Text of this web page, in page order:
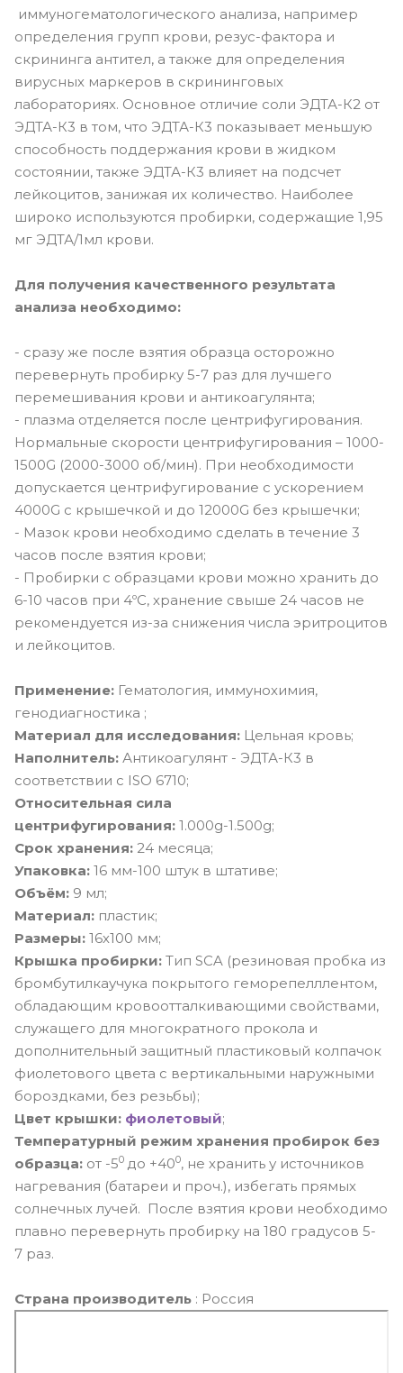
иммуногематологического анализа, например
определения групп крови, резус-фактора и
скрининга антител, а также для определения
вирусных маркеров в скрининговых
лабораториях. Основное отличие соли ЭДТА-К2 от
ЭДТА-К3 в том, что ЭДТА-К3 показывает меньшую
способность поддержания крови в жидком
состоянии, также ЭДТА-К3 влияет на подсчет
лейкоцитов, занижая их количество. Наиболее
широко используются пробирки, содержащие 1,95
мг ЭДТА/1мл крови.
Для получения качественного результата
анализа необходимо:
- сразу же после взятия образца осторожно
перевернуть пробирку 5-7 раз для лучшего
перемешивания крови и антикоагулянта;
- плазма отделяется после центрифугирования.
Нормальные скорости центрифугирования – 1000-
1500G (2000-3000 об/мин). При необходимости
допускается центрифугирование с ускорением
4000G c крышечкой и до 12000G без крышечки;
- Мазок крови необходимо сделать в течение 3
часов после взятия крови;
- Пробирки с образцами крови можно хранить до
6-10 часов при 4ºС, хранение свыше 24 часов не
рекомендуется из-за снижения числа эритроцитов
и лейкоцитов.
Применение: Гематология, иммунохимия,
генодиагностика ;
Материал для исследования: Цельная кровь;
Наполнитель: Антикоагулянт - ЭДТА-К3 в
соответствии с ISO 6710;
Относительная сила
центрифугирования: 1.000g-1.500g;
Срок хранения: 24 месяца;
Упаковка: 16 мм-100 штук в штативе;
Объём: 9 мл;
Материал: пластик;
Размеры: 16х100 мм;
Крышка пробирки: Тип SCA (резиновая пробка из
бромбутилкаучука покрытого геморепелллентом,
обладающим кровоотталкивающими свойствами,
служащего для многократного прокола и
дополнительный защитный пластиковый колпачок
фиолетового цвета с вертикальными наружными
бороздками, без резьбы);
Цвет крышки: фиолетовый;
Температурный режим хранения пробирок без
образца: от -50 до +400, не хранить у источников
нагревания (батареи и проч.), избегать прямых
солнечных лучей. После взятия крови необходимо
плавно перевернуть пробирку на 180 градусов 5-
7 раз.
Страна производитель : Россия